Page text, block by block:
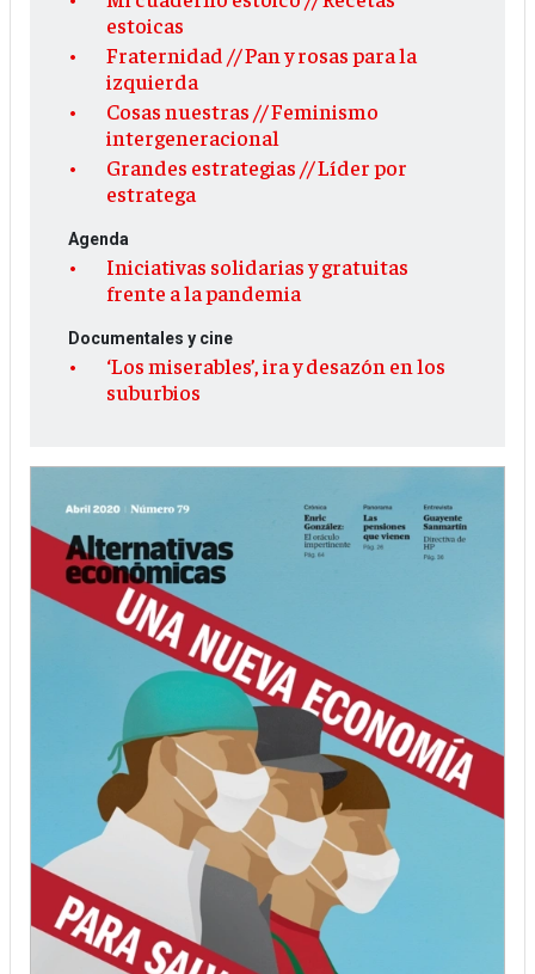
estoicas
Fraternidad // Pan y rosas para la
izquierda
Cosas nuestras // Feminismo
intergeneracional
Grandes estrategias // Líder por
estratega
Agenda
Iniciativas solidarias y gratuitas
frente a la pandemia
Documentales y cine
‘Los miserables’, ira y desazón en los
suburbios